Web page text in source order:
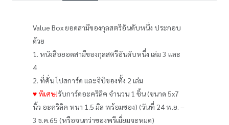
Value Box ยอดสามีของกุลสตรีอันดับหนึ่ง ประกอบ
ด้วย
1. หนังสือยอดสามีของกุลสตรีอันดับหนึ่ง เล่ม 3 และ
4
2. ที่คั่น โปสการ์ด และจิบิของทั้ง 2 เล่ม
♥ พิเศษ!รับการ์ดอะคริลิค จำนวน 1 ชิ้น (ขนาด 5x7
นิ้ว อะคริลิค หนา 1.5 มิล พร้อมซอง) (วันที่ 24 พ.ย. –
3 ธ.ค.65 (หรือจนกว่าของพรีเมี่ยมจะหมด)